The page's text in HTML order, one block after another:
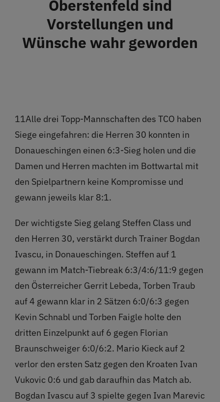
Restaurant
Termine
Platz buchen
Oberstenfeld sind
Vorstellungen und
Wünsche wahr geworden
11Alle drei Topp-Mannschaften des TCO haben
Siege eingefahren: die Herren 30 konnten in
Donaueschingen einen 6:3-Sieg holen und die
Damen und Herren machten im Bottwartal mit
den Spielpartnern keine Kompromisse und
gewann jeweils klar 8:1.
Der wichtigste Sieg gelang Steffen Class und
den Herren 30, verstärkt durch Trainer Bogdan
Ivascu, in Donaueschingen. Steffen auf 1
gewann im Match-Tiebreak 6:3/4:6/11:9 gegen
den Österreicher Gerrit Lebeda, Torben Traub
auf 4 gewann klar in 2 Sätzen 6:0/6:3 gegen
Kevin Schnabl und Torben Faigle holte den
dritten Einzelpunkt auf 6 gegen Florian
Braunschweiger 6:0/6:2. Mario Kieck auf 2
verlor den ersten Satz gegen den Kroaten Ivan
Vukovic 0:6 und gab daraufhin das Match ab.
Bogdan Ivascu auf 3 spielte gegen Ivan Marevic